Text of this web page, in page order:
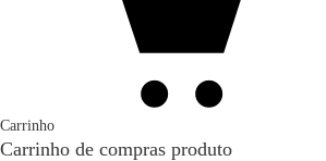
Carrinho
Carrinho de compras produto